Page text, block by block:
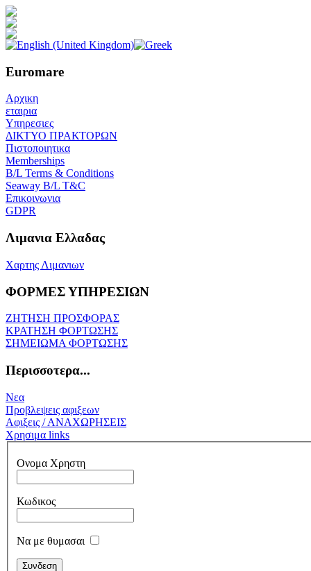
Euromare
Αρχικη
εταιρια
Υπηρεσιες
ΔΙΚΤΥΟ ΠΡΑΚΤΟΡΩΝ
Πιστοποιητικα
Memberships
B/L Terms & Conditions
Seaway B/L T&C
Επικοινωνια
GDPR
Λιμανια Ελλαδας
Χαρτης Λιμανιων
ΦΟΡΜΕΣ ΥΠΗΡΕΣΙΩΝ
ΖΗΤΗΣΗ ΠΡΟΣΦΟΡΑΣ
ΚΡΑΤΗΣΗ ΦΟΡΤΩΣΗΣ
ΣΗΜΕΙΩΜΑ ΦΟΡΤΩΣΗΣ
Περισσοτερα...
Νεα
Προβλεψεις αφιξεων
Αφιξεις / ΑΝΑΧΩΡΗΣΕΙΣ
Χρησιμα links
Ονομα Χρηστη
Κωδικος
Να με θυμασαι